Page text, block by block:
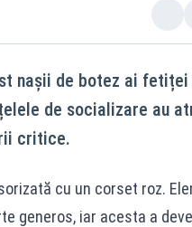
nașii de botez ai fetiței
de socializare au
critice.
cu un corset roz.
generos, iar acesta a